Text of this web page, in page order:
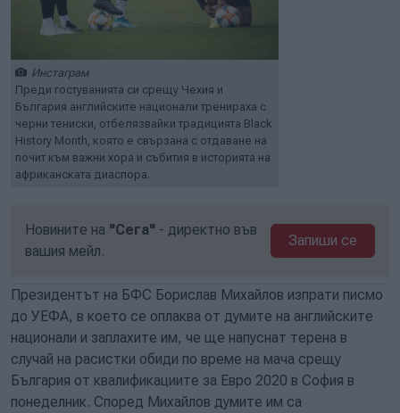
Инстаграм
Преди гостуванията си срещу Чехия и
България английските национали тренираха с
черни тениски, отбелязвайки традицията Black
History Month, която е свързана с отдаване на
почит към важни хора и събития в историята на
африканската диаспора.
Новините на "Сега" - директно във
вашия мейл.
Запиши се
Президентът на БФС Борислав Михайлов изпрати писмо
до УЕФА, в което се оплаква от думите на английските
национали и заплахите им, че ще напуснат терена в
случай на расистки обиди по време на мача срещу
България от квалификациите за Евро 2020 в София в
понеделник. Според Михайлов думите им са